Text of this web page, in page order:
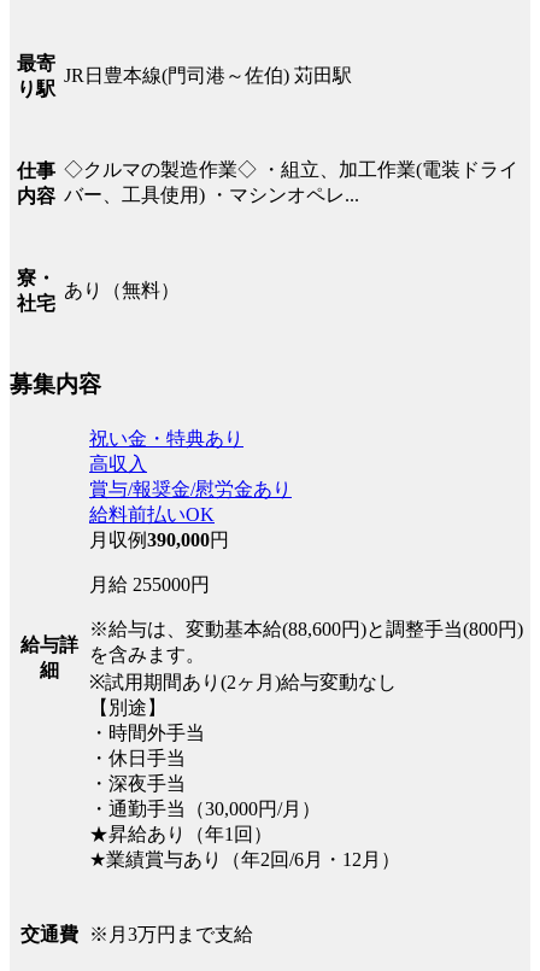
最寄
り駅
JR日豊本線(門司港～佐伯) 苅田駅
仕事
内容
◇クルマの製造作業◇ ・組立、加工作業(電装ドライ
バー、工具使用) ・マシンオペレ...
寮・
社宅
あり（無料）
募集内容
給与詳
細
祝い金・特典あり
高収入
賞与/報奨金/慰労金あり
給料前払いOK
月収例390,000円
月給 255000円
※給与は、変動基本給(88,600円)と調整手当(800円)
を含みます。
※試用期間あり(2ヶ月)給与変動なし
【別途】
・時間外手当
・休日手当
・深夜手当
・通勤手当（30,000円/月）
★昇給あり（年1回）
★業績賞与あり（年2回/6月・12月）
交通費 ※月3万円まで支給